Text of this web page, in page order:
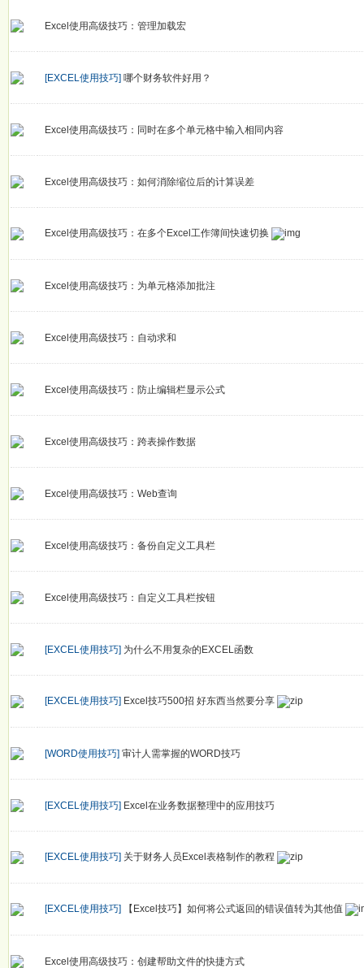
Excel使用高级技巧：管理加载宏
[EXCEL使用技巧] 哪个财务软件好用？
Excel使用高级技巧：同时在多个单元格中输入相同内容
Excel使用高级技巧：如何消除缩位后的计算误差
Excel使用高级技巧：在多个Excel工作簿间快速切换
Excel使用高级技巧：为单元格添加批注
Excel使用高级技巧：自动求和
Excel使用高级技巧：防止编辑栏显示公式
Excel使用高级技巧：跨表操作数据
Excel使用高级技巧：Web查询
Excel使用高级技巧：备份自定义工具栏
Excel使用高级技巧：自定义工具栏按钮
[EXCEL使用技巧] 为什么不用复杂的EXCEL函数
[EXCEL使用技巧] Excel技巧500招 好东西当然要分享
[WORD使用技巧] 审计人需掌握的WORD技巧
[EXCEL使用技巧] Excel在业务数据整理中的应用技巧
[EXCEL使用技巧] 关于财务人员Excel表格制作的教程
[EXCEL使用技巧] 【Excel技巧】如何将公式返回的错误值转为其他值
Excel使用高级技巧：创建帮助文件的快捷方式